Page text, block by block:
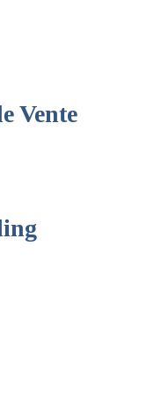
Vente